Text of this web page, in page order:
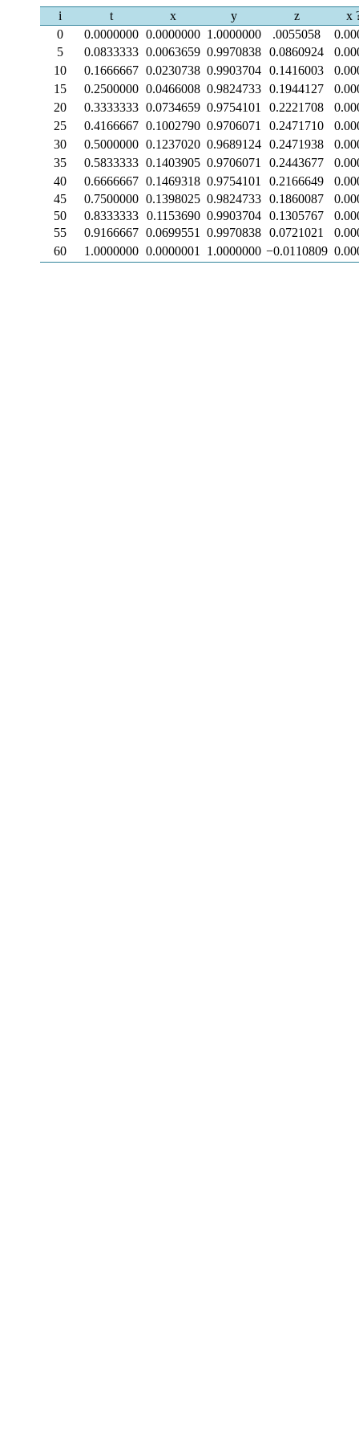
i t x y z
x
0
0.0000000 0.0000000 1.0000000 .0055058
5
0.0833333 0.0063659 0.9970838 0.0860924
10
0.1666667 0.0230738 0.9903704 0.1416003
15
0.2500000 0.0466008 0.9824733 0.1944127
20
0.3333333 0.0734659 0.9754101 0.2221708
25
0.4166667 0.1002790 0.9706071 0.2471710
30
0.5000000 0.1237020 0.9689124 0.2471938
35
0.5833333 0.1403905 0.9706071 0.2443677
40
0.6666667 0.1469318 0.9754101 0.2166649
45
0.7500000 0.1398025 0.9824733 0.1860087
50
0.8333333 0.1153690 0.9903704 0.1305767
55
0.9166667 0.0699551 0.9970838 0.0721021
60
1.0000000 0.0000001 1.0000000 −0.0110809